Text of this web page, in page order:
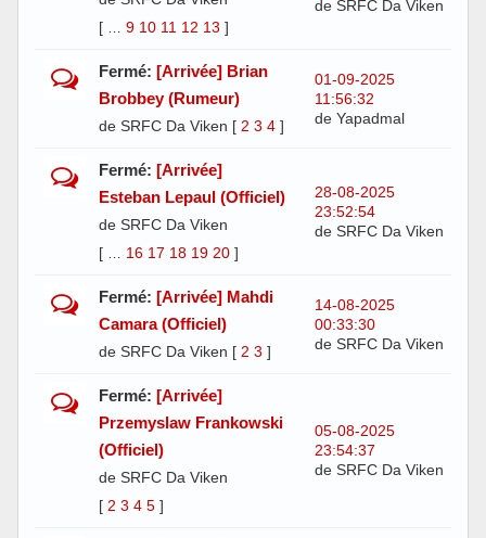
[
9 10 11 12 13 ]
de SRFC Da Viken
Fermé: [Arrivée] Brian
Brobbey (Rumeur)
de SRFC Da Viken [ 2 3 4]
01-09-2025
11:56:32
de Yapadmal
Fermé: [Arrivée]
Esteban Lepaul (Officiel)
de SRFC Da Viken
[
16 17 18 19 20]
28-08-2025
23:52:54
de SRFC Da Viken
Fermé: [Arrivée] Mahdi
Camara (Officiel)
de SRFC Da Viken [ 2 3 ]
14-08-2025
00:33:30
de SRFC Da Viken
Fermé: [Arrivée]
Przemyslaw Frankowski
(Officiel)
de SRFC Da Viken
[ 2 3 4 5]
05-08-2025
23:54:37
de SRFC Da Viken